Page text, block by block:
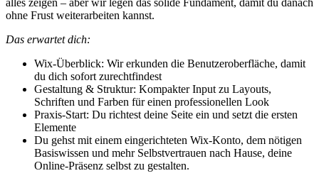
alles zeigen – aber wir legen das solide Fundament, damit du danach
ohne Frust weiterarbeiten kannst.
Das erwartet dich:
Wix-Überblick: Wir erkunden die Benutzeroberfläche, damit
du dich sofort zurechtfindest
Gestaltung & Struktur: Kompakter Input zu Layouts,
Schriften und Farben für einen professionellen Look
Praxis-Start: Du richtest deine Seite ein und setzt die ersten
Elemente
Du gehst mit einem eingerichteten Wix-Konto, dem nötigen
Basiswissen und mehr Selbstvertrauen nach Hause, deine
Online-Präsenz selbst zu gestalten.